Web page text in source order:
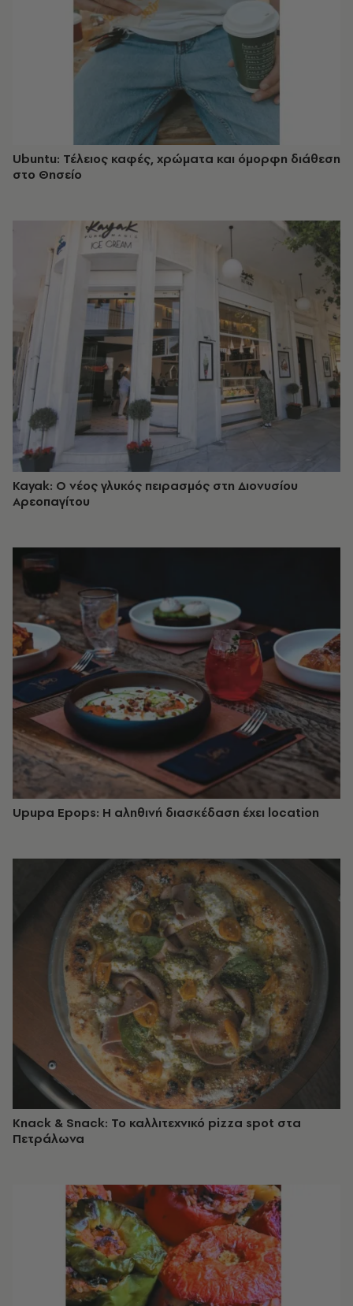
Ubuntu: Τέλειος καφές, χρώματα και όμορφη διάθεση
στο Θησείο
Kayak: Ο νέος γλυκός πειρασμός στη Διονυσίου
Αρεοπαγίτου
Upupa Epops: Η αληθινή διασκέδαση έχει location
Knack & Snack: Το καλλιτεχνικό pizza spot στα
Πετράλωνα